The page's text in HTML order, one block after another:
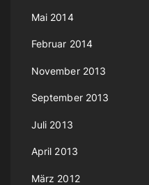
Mai 2014
Februar 2014
November 2013
September 2013
Juli 2013
April 2013
März 2012